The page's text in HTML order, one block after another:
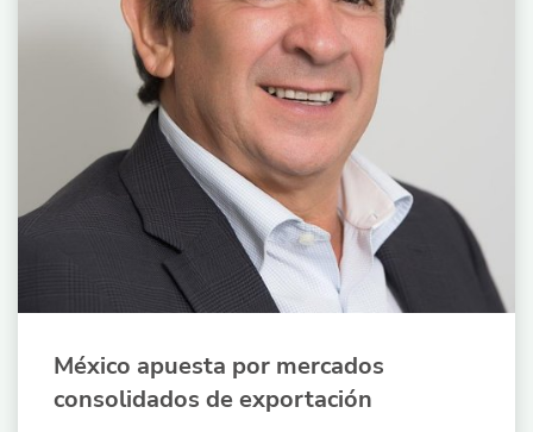
México apuesta por mercados
consolidados de exportación